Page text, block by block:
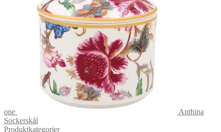
one
Anthina
Sockerskål
Produktkategorier